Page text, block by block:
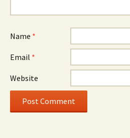
Name *
Email *
Website